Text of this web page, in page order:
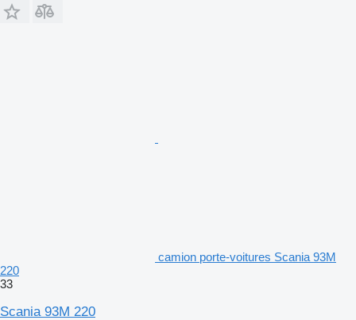
camion porte-voitures Scania 93M
220
33
Scania 93M 220